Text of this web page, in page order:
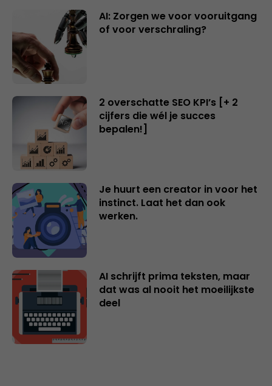
AI: Zorgen we voor vooruitgang
of voor verschraling?
2 overschatte SEO KPI’s [+ 2
cijfers die wél je succes
bepalen!]
Je huurt een creator in voor het
instinct. Laat het dan ook
werken.
AI schrijft prima teksten, maar
dat was al nooit het moeilijkste
deel